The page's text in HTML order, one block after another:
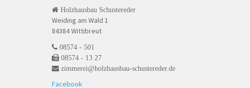
Holzhausbau Schustereder
Weiding am Wald 1
84384 Wittibreut
08574 - 501
08574 - 13 27
zimmerei@holzhausbau-schustereder.de
Facebook